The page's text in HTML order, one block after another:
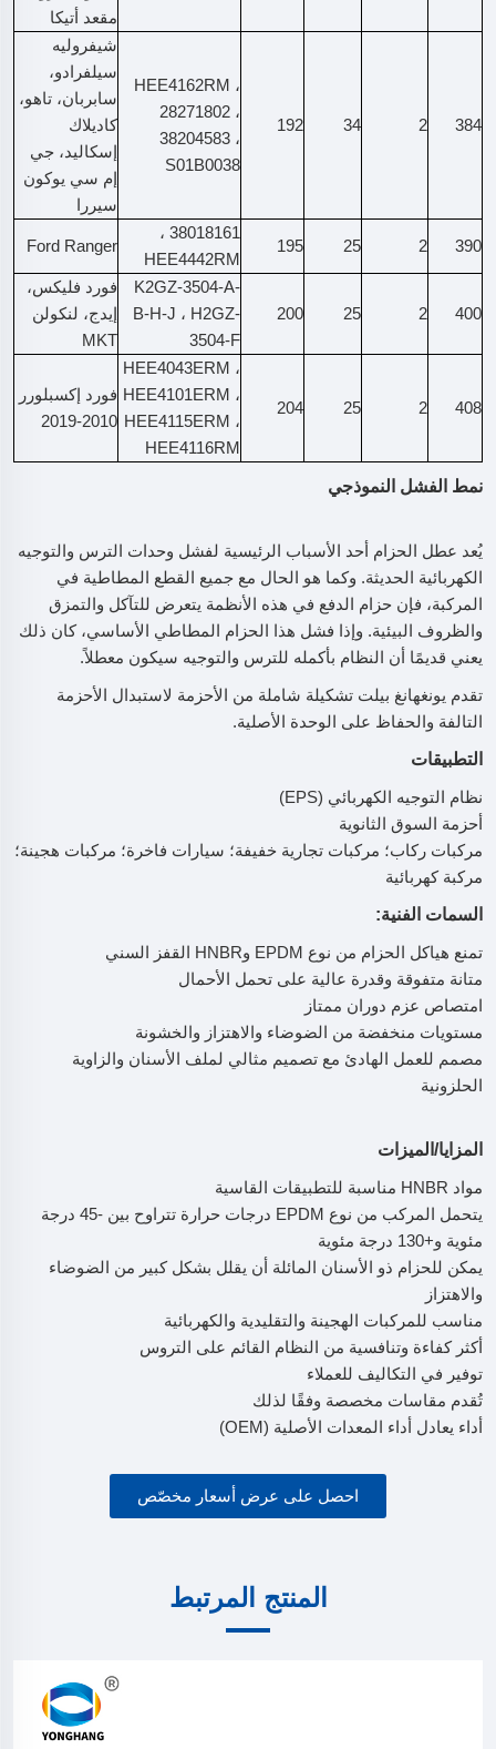
مقعد أتيكا
384
2
34
192
HEE4162RM ،
‎28271802 ،
38204583 ،
S01B0038
شيفروليه
سيلفرادو،
سابربان، تاهو،
كاديلاك
إسكاليد، جي
إم سي يوكون
سيررا
390
2
25
195
38018161 ،
HEE4442RM
Ford Ranger
400
2
25
200
K2GZ-3504-A-
B-H-J ، H2GZ-
3504-F
فورد فليكس،
إيدج، لنكولن
MKT
408
2
25
204
HEE4043ERM ،
HEE4101ERM ،
HEE4115ERM ،
HEE4116RM
فورد إكسبلورر
2010-2019
نمط الفشل النموذجي
يُعد عطل الحزام أحد الأسباب الرئيسية لفشل وحدات الترس والتوجيه
الكهربائية الحديثة. وكما هو الحال مع جميع القطع المطاطية في
المركبة، فإن حزام الدفع في هذه الأنظمة يتعرض للتآكل والتمزق
والظروف البيئية. وإذا فشل هذا الحزام المطاطي الأساسي، كان ذلك
يعني قديمًا أن النظام بأكمله للترس والتوجيه سيكون معطلاً.
تقدم يونغهانغ بيلت تشكيلة شاملة من الأحزمة لاستبدال الأحزمة
التالفة والحفاظ على الوحدة الأصلية.
التطبيقات
نظام التوجيه الكهربائي (EPS)
أحزمة السوق الثانوية
مركبات ركاب؛ مركبات تجارية خفيفة؛ سيارات فاخرة؛ مركبات هجينة؛
مركبة كهربائية
السمات الفنية:
تمنع هياكل الحزام من نوع EPDM وHNBR القفز السني
متانة متفوقة وقدرة عالية على تحمل الأحمال
امتصاص عزم دوران ممتاز
مستويات منخفضة من الضوضاء والاهتزاز والخشونة
مصمم للعمل الهادئ مع تصميم مثالي لملف الأسنان والزاوية
الحلزونية
المزايا/الميزات
مواد HNBR مناسبة للتطبيقات القاسية
يتحمل المركب من نوع EPDM درجات حرارة تتراوح بين -45 درجة
مئوية و+130 درجة مئوية
يمكن للحزام ذو الأسنان المائلة أن يقلل بشكل كبير من الضوضاء
والاهتزاز
مناسب للمركبات الهجينة والتقليدية والكهربائية
أكثر كفاءة وتنافسية من النظام القائم على التروس
توفير في التكاليف للعملاء
تُقدم مقاسات مخصصة وفقًا لذلك
أداء يعادل أداء المعدات الأصلية (OEM)
احصل على عرض أسعار مخصّص
المنتج المرتبط